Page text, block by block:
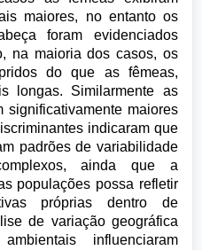
maiores, no entanto os
foram evidenciados
na maioria dos casos, os
do que as fêmeas,
longas. Similarmente as
significativamente maiores
indicaram que
padrões de variabilidade
ainda que a
populações possa refletir
próprias dentro de
de variação geográfica
influenciaram